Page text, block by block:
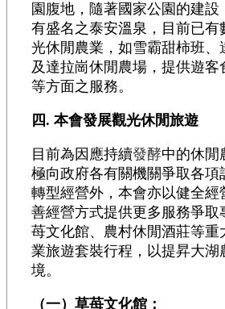
園腹地，隨著國家公園的建
有盛名之泰安溫泉，目前已有
光休閒農業，如雪霸甜柿班、
及達拉崗休閒農場，提供遊客
等方面之服務。
四. 本會發展觀光休閒旅遊
目前為因應持續發酵中的休閒
極向政府各有關機關爭取各項
轉型經營外，本會亦以健全經
善經營方式提供更多服務爭取
苺文化館、農村休閒酒莊等重
業旅遊套裝行程，以提昇大湖
境。
（一）草苺文化館：